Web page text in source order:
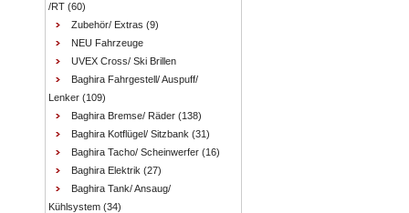
/RT (60)
Zubehör/ Extras (9)
NEU Fahrzeuge
UVEX Cross/ Ski Brillen
Baghira Fahrgestell/ Auspuff/
Lenker (109)
Baghira Bremse/ Räder (138)
Baghira Kotflügel/ Sitzbank (31)
Baghira Tacho/ Scheinwerfer (16)
Baghira Elektrik (27)
Baghira Tank/ Ansaug/
Kühlsystem (34)